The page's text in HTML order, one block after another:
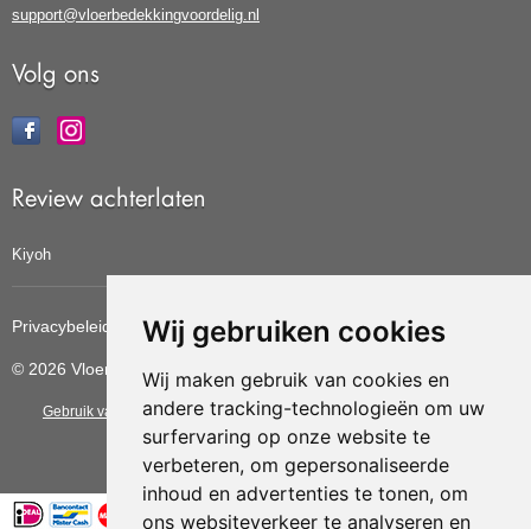
Wij gebruiken cookies
Wij maken gebruik van cookies en
andere tracking-technologieën om uw
surfervaring op onze website te
verbeteren, om gepersonaliseerde
inhoud en advertenties te tonen, om
ons websiteverkeer te analyseren en
support@vloerbedekkingvoordelig.nl
Volg ons
Review achterlaten
Kiyoh
Privacybeleid Cookiebeleid Update cookies voorkeuren
© 2026 Vloerbedekkingvoordelig
Gebruik van deze site betekent dat u dealgemene voorwaarden van CBW